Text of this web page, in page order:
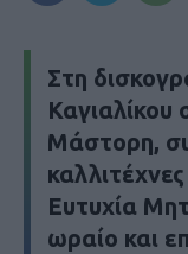
Στη
Καγιαλίκου
Μάστορη,
Ευτυχία
ωραίο και